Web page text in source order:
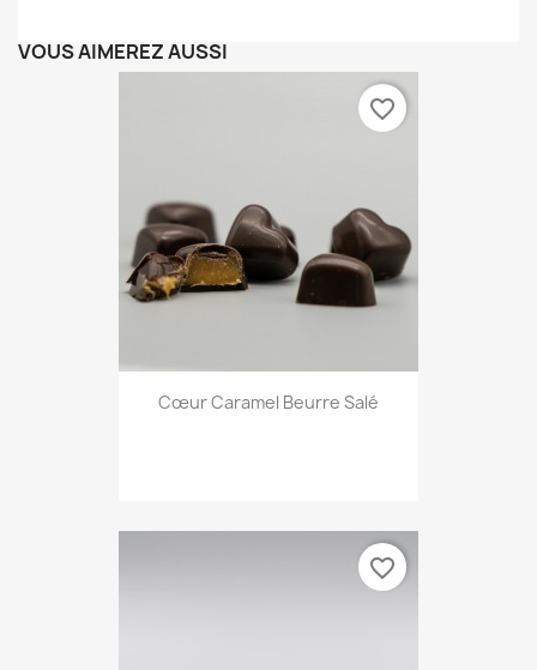
VOUS AIMEREZ AUSSI
Cœur Caramel Beurre Salé
favorite_border
favorite_border